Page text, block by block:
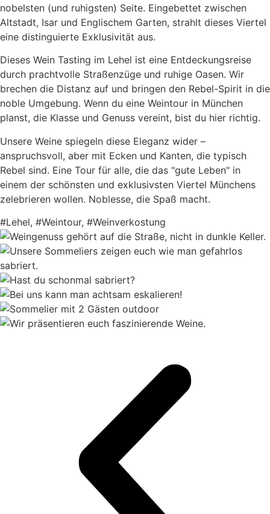
nobelsten (und ruhigsten) Seite. Eingebettet zwischen
Altstadt, Isar und Englischem Garten, strahlt dieses Viertel
eine distinguierte Exklusivität aus.
Dieses Wein Tasting im Lehel ist eine Entdeckungsreise
durch prachtvolle Straßenzüge und ruhige Oasen. Wir
brechen die Distanz auf und bringen den Rebel-Spirit in die
noble Umgebung. Wenn du eine Weintour in München
planst, die Klasse und Genuss vereint, bist du hier richtig.
Unsere Weine spiegeln diese Eleganz wider –
anspruchsvoll, aber mit Ecken und Kanten, die typisch
Rebel sind. Eine Tour für alle, die das "gute Leben" in
einem der schönsten und exklusivsten Viertel Münchens
zelebrieren wollen. Noblesse, die Spaß macht.
#Lehel, #Weintour, #Weinverkostung